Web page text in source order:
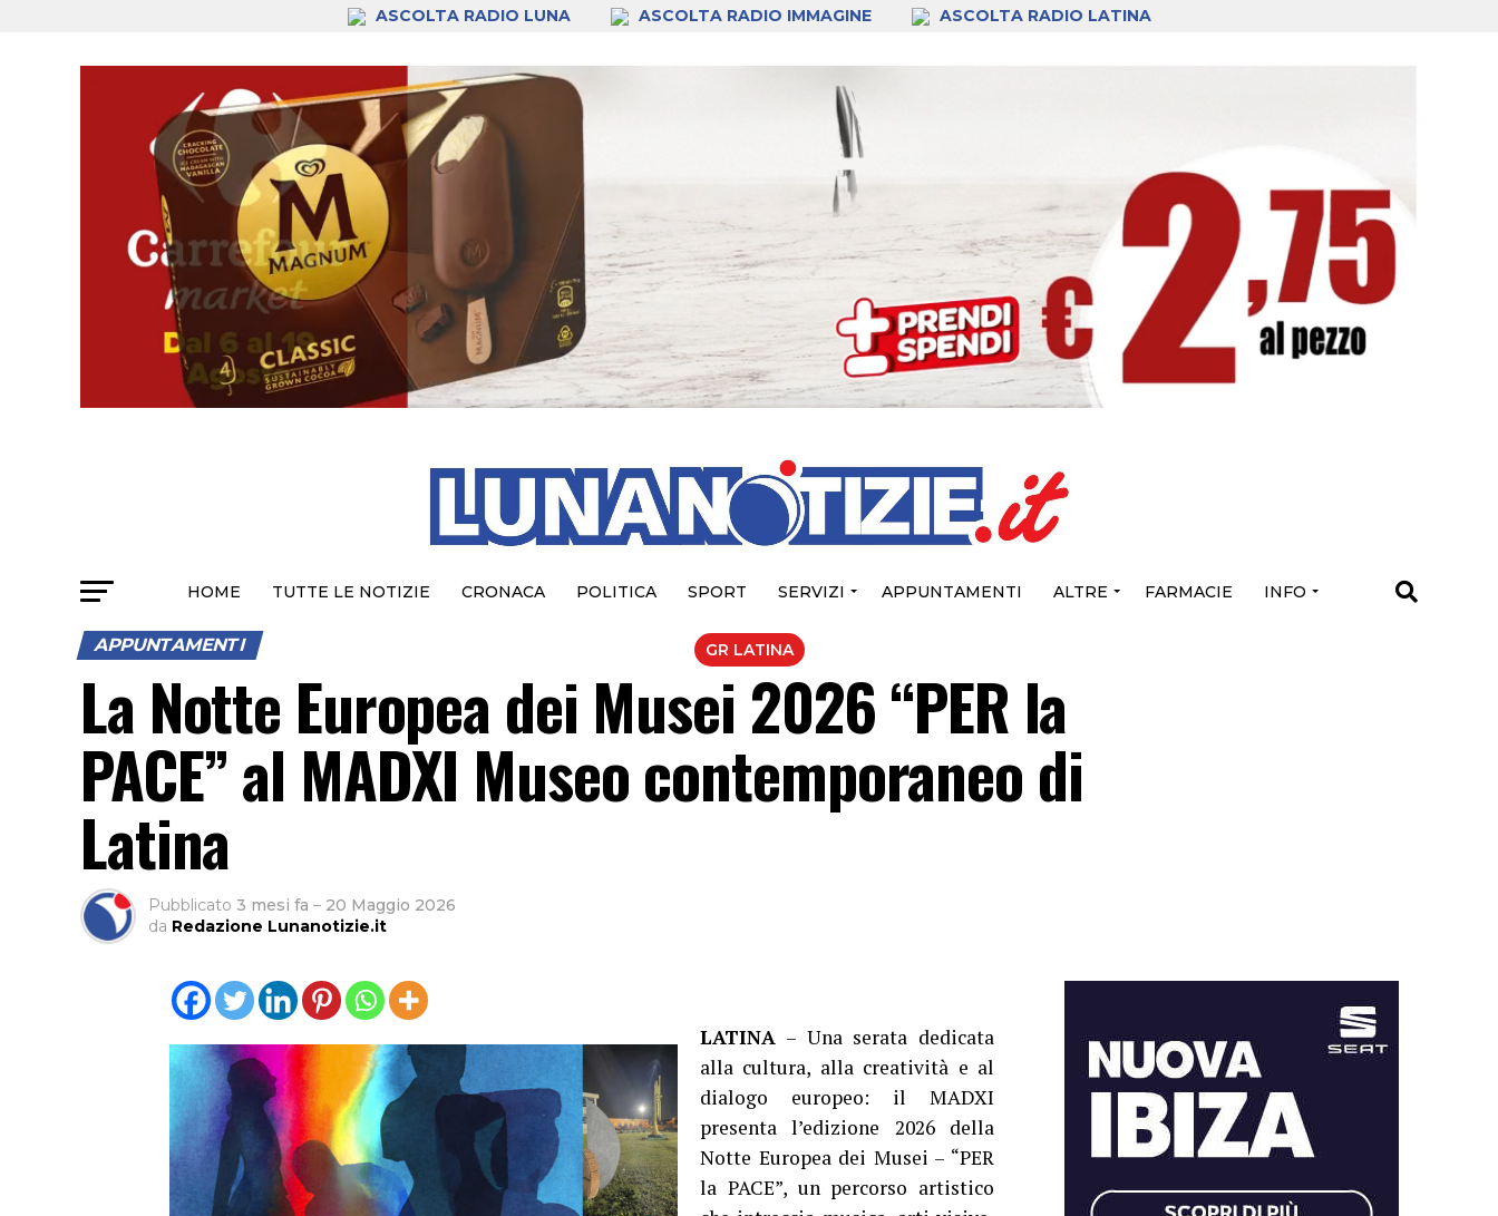
ASCOLTA RADIO LUNA ASCOLTA RADIO IMMAGINE ASCOLTA RADIO LATINA
HOME TUTTE LE NOTIZIE CRONACA POLITICA SPORT SERVIZI APPUNTAMENTI ALTRE FARMACIE INFO
GR LATINA
APPUNTAMENTI
La Notte Europea dei Musei 2026 “PER la
PACE” al MADXI Museo contemporaneo di
Latina
Pubblicato 3 mesi fa – 20 Maggio 2026
da Redazione Lunanotizie.it
LATINA – Una serata dedicata
alla cultura, alla creatività e al
dialogo europeo: il MADXI
presenta l’edizione 2026 della
Notte Europea dei Musei – “PER
la PACE”, un percorso artistico